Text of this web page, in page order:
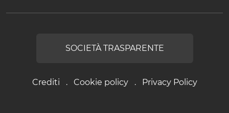
Crediti Cookie policy Privacy Policy
SOCIETÀ TRASPARENTE